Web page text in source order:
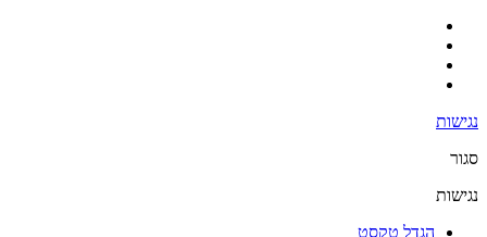
נגישות
סגור
נגישות
הגדל טקסט